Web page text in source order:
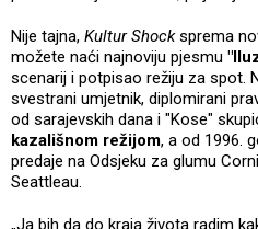
Nije tajna, Kultur Shocksprema
možete naći najnoviju pjesmu
scenarij i potpisao režiju za spot.
svestrani umjetnik, diplomirani
od sarajevskih dana i "Kose"
kazališnom režijom, a od 1996.
predaje na Odsjeku za glumu
Seattleau.
„Ja bih da do kraja života radim